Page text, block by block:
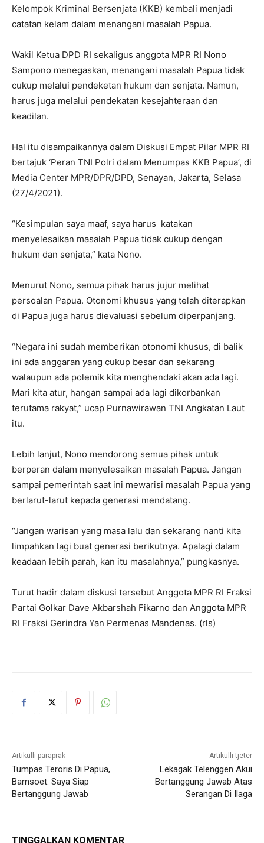
Kelompok Kriminal Bersenjata (KKB) kembali menjadi
catatan kelam dalam menangani masalah Papua.
Wakil Ketua DPD RI sekaligus anggota MPR RI Nono
Sampono menegaskan, menangani masalah Papua tidak
cukup melalui pendeketan hukum dan senjata. Namun,
harus juga melalui pendekatan kesejahteraan dan
keadilan.
Hal itu disampaikannya dalam Diskusi Empat Pilar MPR RI
bertajuk ‘Peran TNI Polri dalam Menumpas KKB Papua’, di
Media Center MPR/DPR/DPD, Senayan, Jakarta, Selasa
(27/4/2021).
“Kesimpulan saya maaf, saya harus katakan
menyelesaikan masalah Papua tidak cukup dengan
hukum dan senjata,” kata Nono.
Menurut Nono, semua pihak harus jujur melihat
persoalan Papua. Otonomi khusus yang telah diterapkan
di Papua juga harus dievaluasi sebelum diperpanjang.
“Negara ini sudah memberikan otonomi khusus, di balik
ini ada anggaran yang cukup besar dan sekarang
walaupun ada polemik kita menghendaki akan ada lagi.
Mari kita atur, hangan sampai ada lagi dikorbankan
terutama rakyat,” ucap Purnawirawan TNI Angkatan Laut
itu.
Lebih lanjut, Nono mendorong semua pihak untuk
berperan dalam menyelesaikan masalah Papua. Jangan
sampai pemerintah saat ini mewarisi masalah Papua yang
berlarut-larut kepada generasi mendatang.
“Jangan warisan yang masa lalu dan sekarang nanti kita
limpahkan lagi buat generasi berikutnya. Apalagi dalam
keadaan lebih parah, kan itu masalahnya,” pungkasnya.
Turut hadir dalam diskusi tersebut Anggota MPR RI Fraksi
Partai Golkar Dave Akbarshah Fikarno dan Anggota MPR
RI Fraksi Gerindra Yan Permenas Mandenas. (rls)
Artikulli paraprak
Tumpas Teroris Di Papua,
Bamsoet: Saya Siap
Bertanggung Jawab
Artikulli tjetër
Lekagak Telenggen Akui
Bertanggung Jawab Atas
Serangan Di Ilaga
TINGGALKAN KOMENTAR